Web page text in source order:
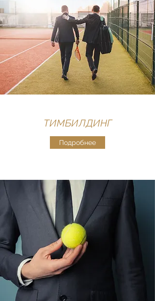
ТИМБИЛДИНГ
Подробнее